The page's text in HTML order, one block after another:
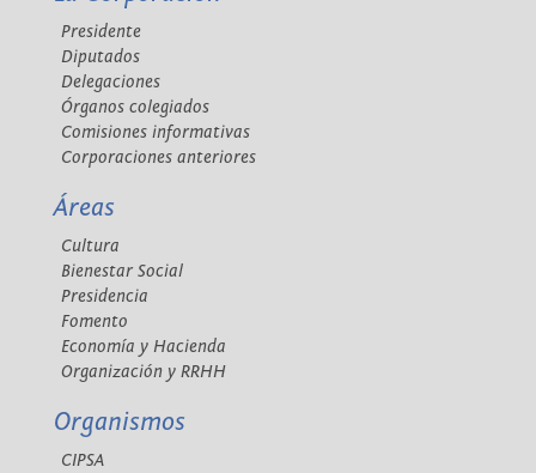
Presidente
Diputados
Delegaciones
Órganos colegiados
Comisiones informativas
Corporaciones anteriores
Áreas
Cultura
Bienestar Social
Presidencia
Fomento
Economía y Hacienda
Organización y RRHH
Organismos
CIPSA